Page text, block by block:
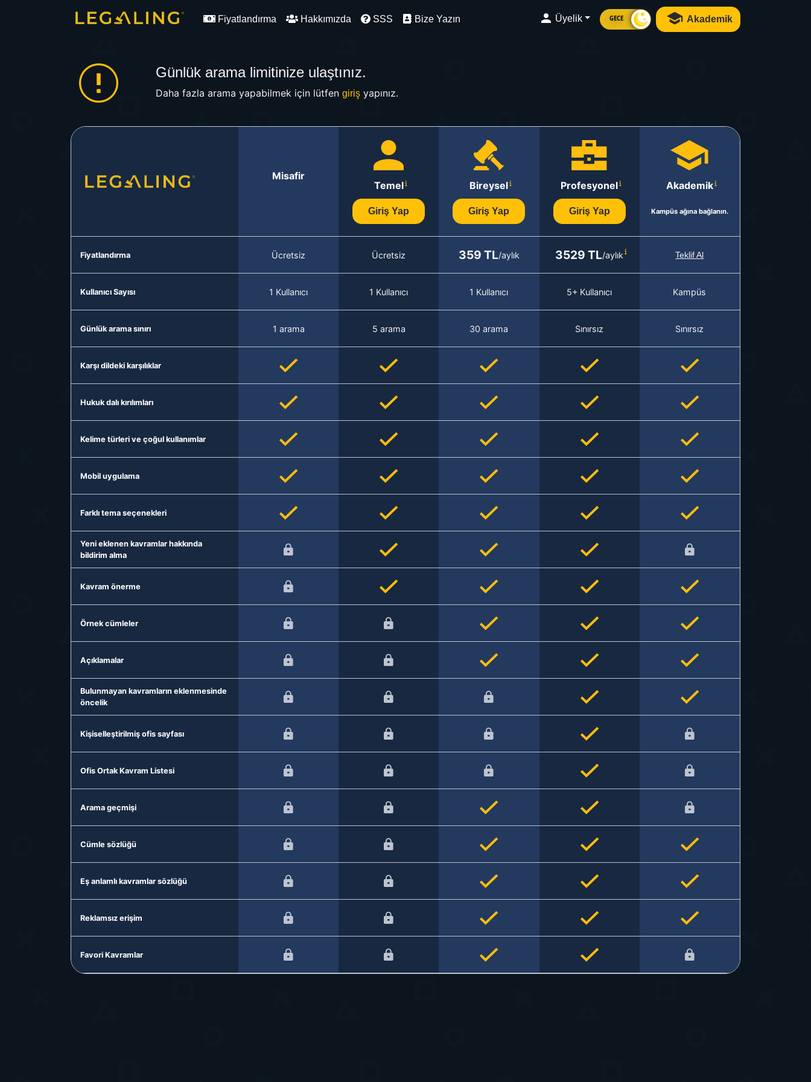
Fiyatlandırma Hakkımızda SSS Bize Yazın Üyelik GECE Akademik
Günlük arama limitinize ulaştınız.
Daha fazla arama yapabilmek için lütfen girişyapınız.
Misafir
Temel
Giriş Yap
Bireysel
Giriş Yap
Profesyonel
Giriş Yap
Akademik
Kampüs ağına bağlanın.
Fiyatlandırma Ücretsiz Ücretsiz 359 TL/aylık 3529 TL/aylık Teklif Al
Kullanıcı Sayısı 1 Kullanıcı 1 Kullanıcı 1 Kullanıcı 5+ Kullanıcı Kampüs
Günlük arama sınırı 1 arama 5 arama 30 arama Sınırsız Sınırsız
Karşı dildeki karşılıklar
Hukuk dalı kırılımları
Kelime türleri ve çoğul kullanımlar
Mobil uygulama
Farklı tema seçenekleri
Yeni eklenen kavramlar hakkında
bildirim alma
Kavram önerme
Örnek cümleler
Açıklamalar
Bulunmayan kavramların eklenmesinde
öncelik
Kişiselleştirilmiş ofis sayfası
Ofis Ortak Kavram Listesi
Arama geçmişi
Cümle sözlüğü
Eş anlamlı kavramlar sözlüğü
Reklamsız erişim
Favori Kavramlar